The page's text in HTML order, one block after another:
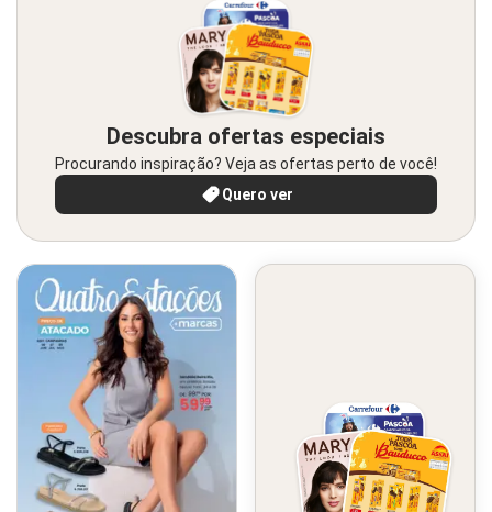
Descubra ofertas especiais
Procurando inspiração? Veja as ofertas perto de você!
Quero ver